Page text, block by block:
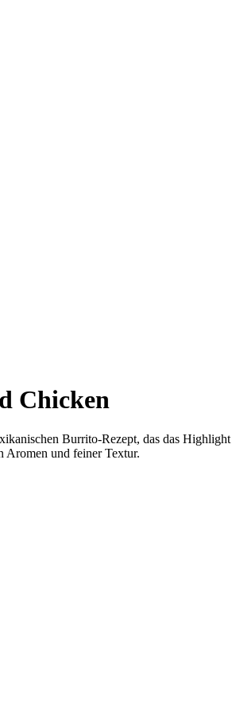
Chicken
Burrito-Rezept, das das
Aromen und feiner Textur.